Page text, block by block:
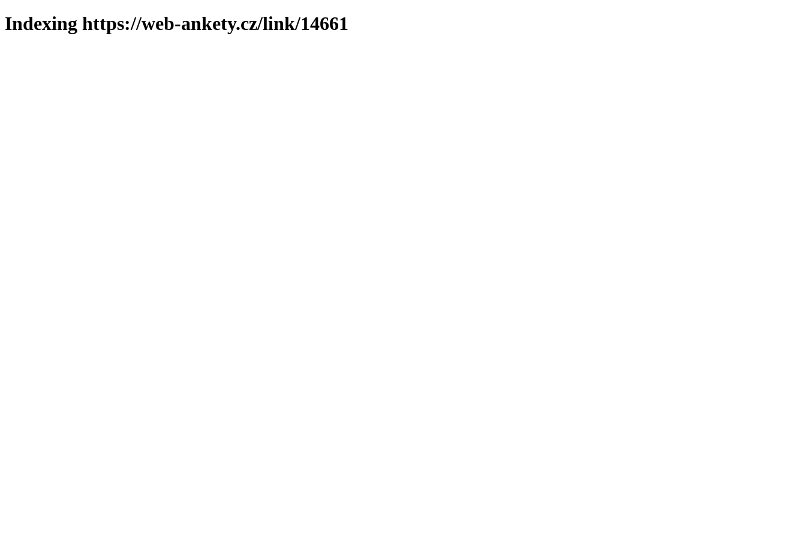
Indexing https://web-ankety.cz/link/14661